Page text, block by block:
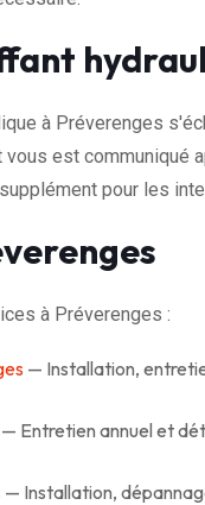
à Préverenges
est communiqué
pour les
à Préverenges :
— Installation,
— Entretien annuel et
— Installation,